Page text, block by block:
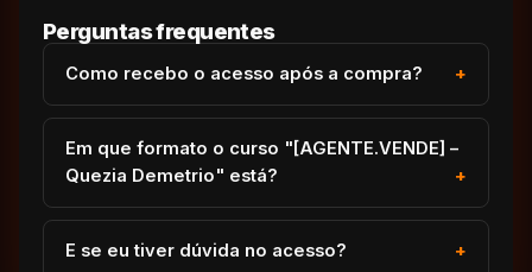
Perguntas frequentes
Como recebo o acesso após a compra?
Em que formato o curso "[AGENTE.VENDE] –
Quezia Demetrio" está?
E se eu tiver dúvida no acesso?